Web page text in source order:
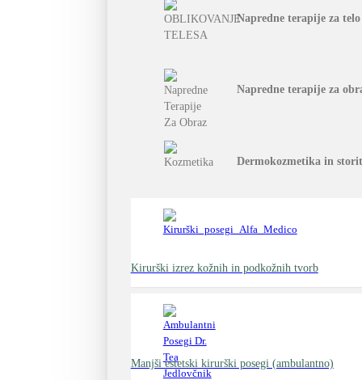
Napredne terapije za telo
Napredne terapije za
Dermokozmetika in
Kirurški izrez kožnih in podkožnih tvorb
Manjši estetski kirurški posegi (ambulantno)